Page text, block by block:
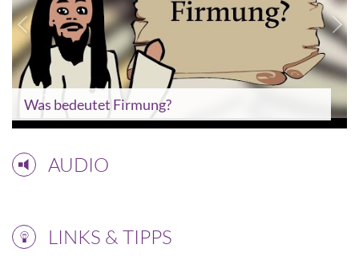
Was bedeutet Firmung?
AUDIO
LINKS & TIPPS